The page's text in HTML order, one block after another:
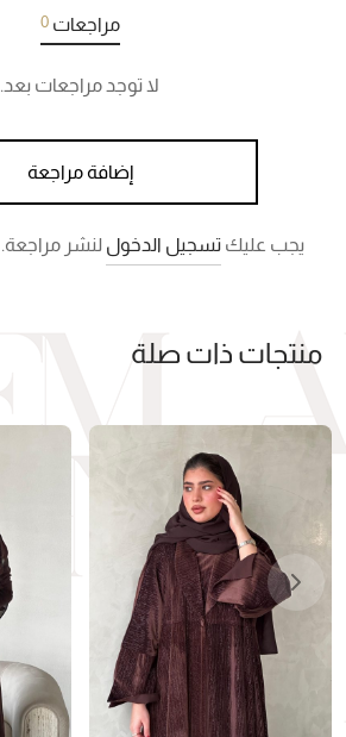
مراجعات0
لا توجد مراجعات بعد.
إضافة مراجعة
يجب عليك تسجيل الدخول لنشر مراجعة.
منتجات ذات صلة